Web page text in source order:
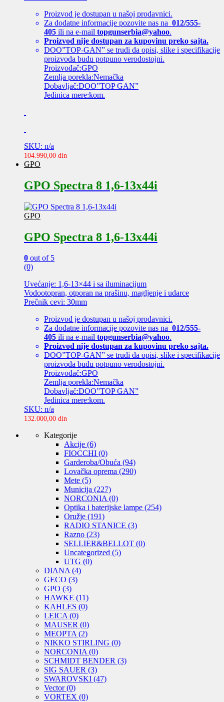
Proizvod je dostupan u našoj prodavnici.
Za dodatne informacije pozovite nas na 012/555-
405 ili na e-mail topgunserbia@yahoo.
Proizvod nije dostupan za kupovinu preko sajta.
DOO”TOP-GAN” se trudi da opisi, slike i specifikacije
proizvoda budu potpuno verodostojni.
Proizvođač:GPO
Zemlja porekla:Nemačka
Dobavljač:DOO”TOP GAN”
Jedinica mere:kom.
SKU: n/a
104.990,00 din
GPO
GPO Spectra 8 1,6-13x44i
GPO
GPO Spectra 8 1,6-13x44i
0 out of 5
(0)
Uvećanje: 1,6-13×44 i sa iluminacijum
Vodootopran, otporan na prašinu, magljenje i udarce
Prečnik cevi: 30mm
Proizvod je dostupan u našoj prodavnici.
Za dodatne informacije pozovite nas na 012/555-
405 ili na e-mail topgunserbia@yahoo.
Proizvod nije dostupan za kupovinu preko sajta.
DOO”TOP-GAN” se trudi da opisi, slike i specifikacije
proizvoda budu potpuno verodostojni.
Proizvođač:GPO
Zemlja porekla:Nemačka
Dobavljač:DOO”TOP GAN”
Jedinica mere:kom.
SKU: n/a
132.000,00 din
Kategorije
Akcije (6)
FIOCCHI (0)
Garderoba/Obuća (94)
Lovačka oprema (290)
Mete (5)
Municija (227)
NORCONIA(0)
Optika i baterijske lampe (254)
Oružje (191)
RADIO STANICE (3)
Razno (23)
SELLIER&BELLOT (0)
Uncategorized (5)
UTG (0)
DIANA(4)
GECO (3)
GPO (3)
HAWKE (11)
KAHLES (0)
LEICA(0)
MAUSER (0)
MEOPTA(2)
NIKKO STIRLING (0)
NORCONIA(0)
SCHMIDT BENDER (3)
SIG SAUER (3)
SWAROVSKI (47)
Vector(0)
VORTEX (0)